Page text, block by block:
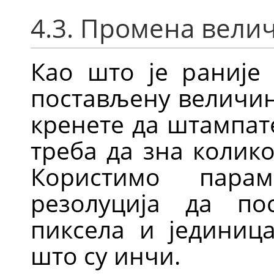
4.3. Промена
Као што је раније
постављену
кренете да
треба да зна
Користимо
резолуција да
пиксела и
што су инчи.